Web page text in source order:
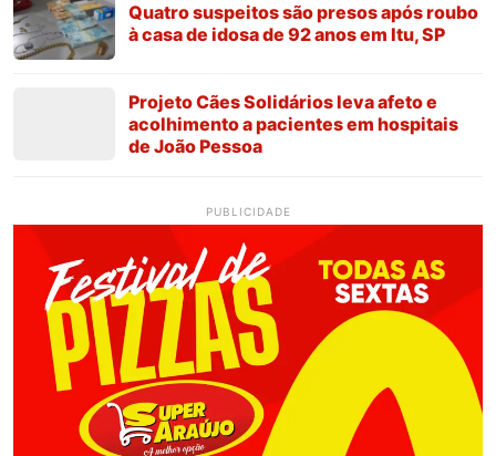
Quatro suspeitos são presos após roubo
à casa de idosa de 92 anos em Itu, SP
Projeto Cães Solidários leva afeto e
acolhimento a pacientes em hospitais
de João Pessoa
PUBLICIDADE